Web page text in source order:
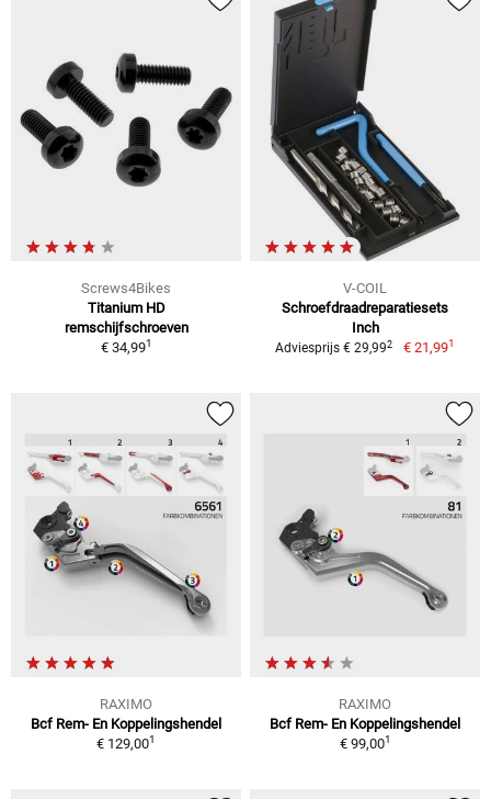
Screws4Bikes
Titanium HD
remschijfschroeven
€ 34,991
V-COIL
Schroefdraadreparatiesets
Inch
Adviesprijs € 29,992 € 21,991
RAXIMO
Bcf Rem- En Koppelingshendel
€ 129,001
RAXIMO
Bcf Rem- En Koppelingshendel
€ 99,001